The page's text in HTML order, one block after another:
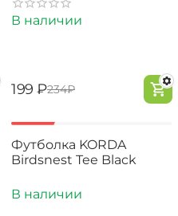
В наличии
‍199‍ ₽‍234‍₽
Футболка KORDA
Birdsnest Tee Black
В наличии